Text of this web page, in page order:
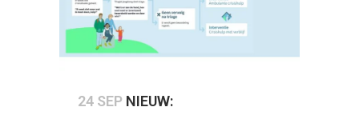
24 SEP NIEUW: